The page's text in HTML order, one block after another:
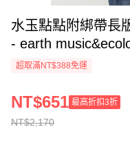
水玉點點附綁帶長
- earth
超取滿NT$388免運
NT$2,170
NT$651 最高折扣3折